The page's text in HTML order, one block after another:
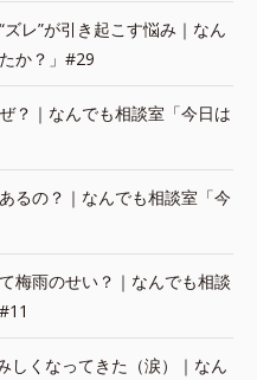
レ”が引き起こす悩み｜なん
か？」#29
？｜なんでも相談室「今日は
るの？｜なんでも相談室「今
梅雨のせい？｜なんでも相談
しくなってきた（涙）｜なん